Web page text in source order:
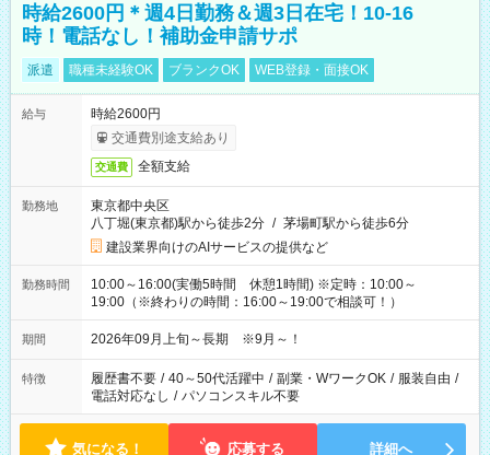
時給2600円＊週4日勤務＆週3日在宅！10-16
時！電話なし！補助金申請サポ
派遣 職種未経験OK ブランクOK WEB登録・面接OK
給与
時給2600円
交通費別途支給あり
交通費 全額支給
勤務地
東京都中央区
八丁堀(東京都)駅から徒歩2分 / 茅場町駅から徒歩6分
建設業界向けのAIサービスの提供など
勤務時間
10:00～16:00(実働5時間 休憩1時間) ※定時：10:00～
19:00（※終わりの時間：16:00～19:00で相談可！）
期間 2026年09月上旬～長期 ※9月～！
特徴 履歴書不要 / 40～50代活躍中 / 副業・WワークOK / 服装自由 /
電話対応なし / パソコンスキル不要
気になる！ 応募する 詳細へ